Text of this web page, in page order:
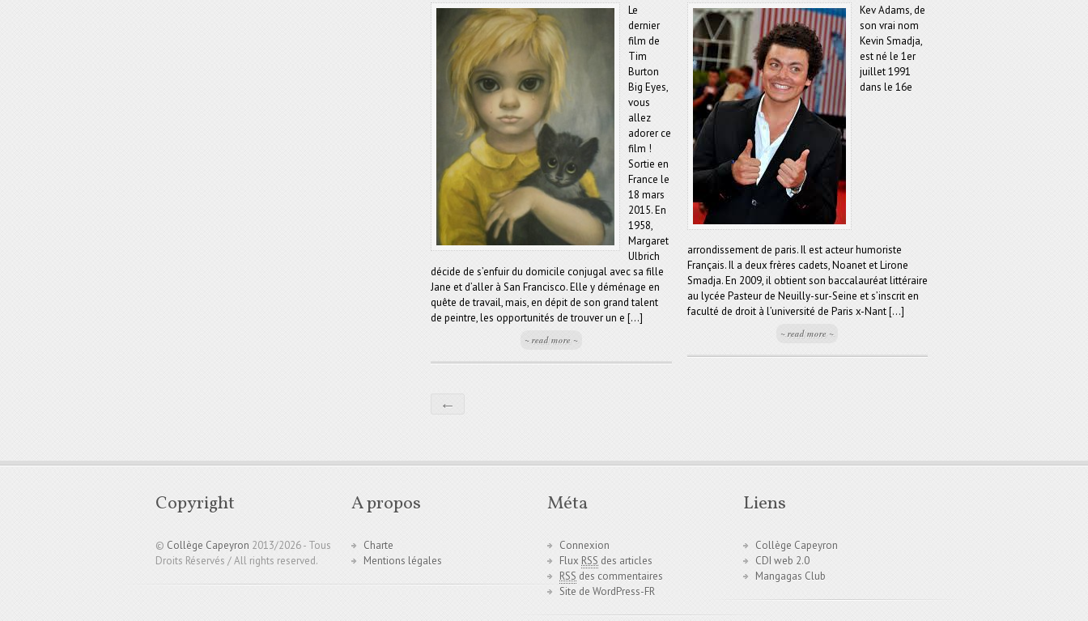
Le
dernier
film de
Tim
Burton
Big Eyes,
vous
allez
adorer ce
film !
Sortie en
France le
18 mars
2015. En
1958,
Margaret
Ulbrich
décide de s’enfuir du domicile conjugal avec sa fille
Jane et d’aller à San Francisco. Elle y déménage en
quête de travail, mais, en dépit de son grand talent
de peintre, les opportunités de trouver un e [...]
~ read more ~
Kev Adams, de
son vrai nom
Kevin Smadja,
est né le 1er
juillet 1991
dans le 16e
arrondissement de paris. Il est acteur humoriste
Français. Il a deux frères cadets, Noanet et Lirone
Smadja. En 2009, il obtient son baccalauréat littéraire
au lycée Pasteur de Neuilly-sur-Seine et s’inscrit en
faculté de droit à l’université de Paris x-Nant [...]
~ read more ~
←
Copyright
© Collège Capeyron 2013/2026 - Tous
Droits Réservés / All rights reserved.
A propos
Charte
Mentions légales
Méta
Connexion
Flux RSS des articles
RSS des commentaires
Site de WordPress-FR
Liens
Collège Capeyron
CDI web 2.0
Mangagas Club